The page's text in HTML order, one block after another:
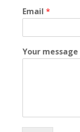
Email *
Your